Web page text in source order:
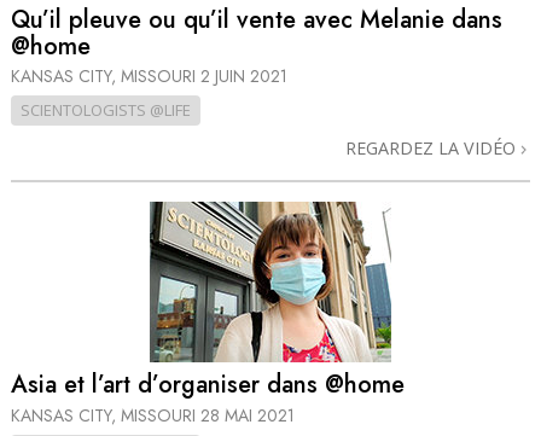
Qu’il pleuve ou qu’il vente avec Melanie dans
@home
KANSAS CITY, MISSOURI 2 JUIN 2021
SCIENTOLOGISTS @LIFE
REGARDEZ LA VIDÉO
Asia et l’art d’organiser dans @home
KANSAS CITY, MISSOURI 28 MAI 2021